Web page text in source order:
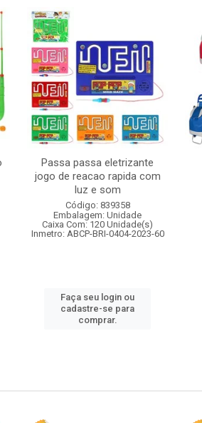
Passa passa eletrizante
jogo de reacao rapida com
luz e som
Código: 839358
Embalagem: Unidade
Caixa Com: 120 Unidade(s)
Inmetro: ABCP-BRI-0404-2023-60
Faça seu login ou
cadastre-se para
comprar.